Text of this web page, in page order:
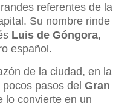
referentes de la
Su nombre rinde
Luis de Góngora,
español.
de la ciudad, en la
pasos del Gran
lo convierte en un